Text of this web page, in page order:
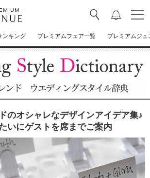
ンキング プレミアムフェア一覧 プレミアムジュ
のオシャレなデザインアイデア集♪
いにゲストを席までご案内